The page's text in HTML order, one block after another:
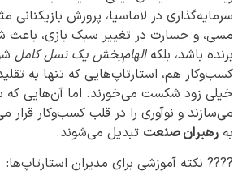
سرمایه‌گذاری در لاماسیا، پرورش بازیکنانی
مسی، و جسارت در تغییر سبک بازی، باعث
برنده باشد، بلکهالهام‌بخش یک نسل کامل
کسب‌وکار هم، استارتاپ‌هایی که تنها به
خیلی زود شکست می‌خورند. اما آن‌هایی که
می‌سازند و نوآوری را در قلب کسب‌وکار قرار
به رهبران صنعت تبدیل می‌شوند.
???? نکته آموزشی برای مدیران استارتاپ‌ها: